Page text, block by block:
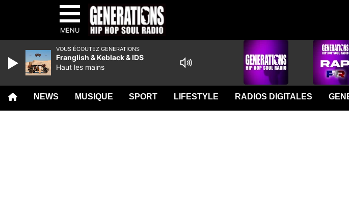
MENU
NEWS MUSIQUE SPORT LIFESTYLE RADIOS DIGITALES
VOUS ÉCOUTEZ GENERATIONS
Franglish & Keblack & IDS
Haut les mains